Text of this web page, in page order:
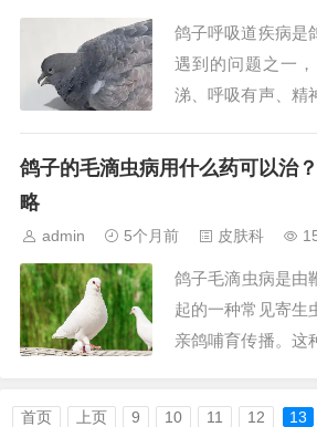
鸽子呼吸道疾病是
遇到的问题之一
涕、呼吸有声、精
不少鸽友图方便、
鸽子的毛滴虫病用什么药可以治
略
admin 5个月前 皮肤科
鸽子毛滴虫病是
起的一种常见寄生
亲鸽哺育传播。这
症状包括口腔黄斑
首页 上页 9 10 11 12 13